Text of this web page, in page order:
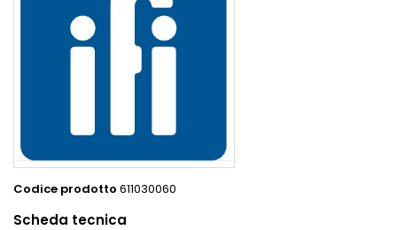
Codice prodotto 611030060
Scheda tecnica